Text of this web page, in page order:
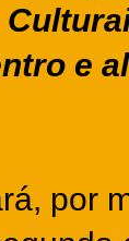
e
por